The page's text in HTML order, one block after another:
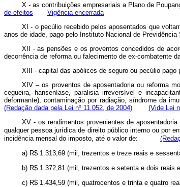
X - as contribuições empresariais a Plano de
de efeitos
Vigência encerrada
XI - o pecúlio recebido pelos aposentados que
anos de idade, pago pelo Instituto Nacional de
XII - as pensões e os proventos concedidos de
decorrência de reforma ou falecimento de ex-combatente
XIII - capital das apólices de seguro ou pecúlio
XIV – os proventos de aposentadoria ou reforma
cegueira, hanseníase, paralisia irreversível e
deformante), contaminação por radiação, síndrome da
(Redação dada pela Lei nº 11.052, de 2004)
(Vide Lei
XV - os rendimentos provenientes de
qualquer pessoa jurídica de direito público interno ou por
incidência mensal do imposto, até o valor de:
a) R$ 1.313,69 (mil, trezentos e treze reais e
b) R$ 1.372,81 (mil, trezentos e setenta e dois
c) R$ 1.434,59 (mil, quatrocentos e trinta e